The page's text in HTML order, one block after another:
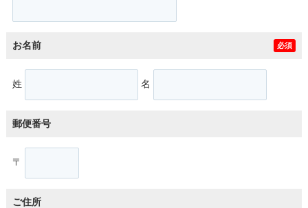
お名前 必須
姓 名
郵便番号
〒
ご住所